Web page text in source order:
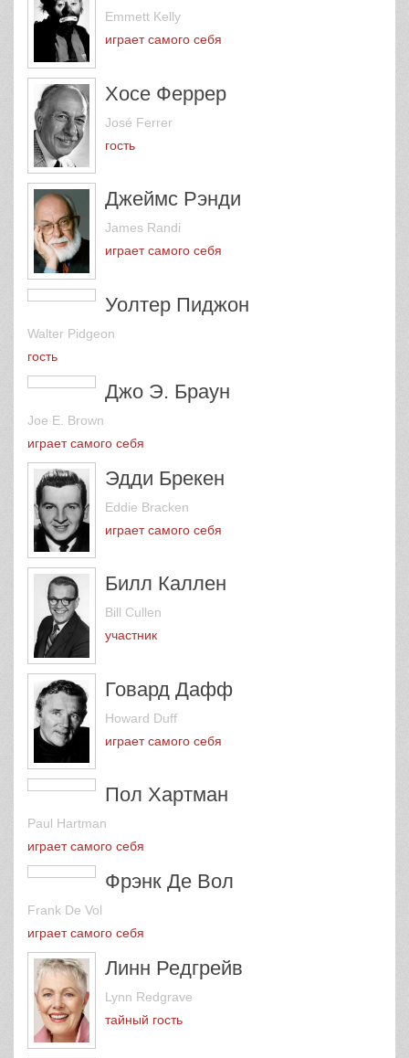
Эмметт Келли
Emmett Kelly
Хосе Феррер
José Ferrer
Джеймс Рэнди
James Randi
Уолтер Пиджон
Walter Pidgeon
гость
Joe E. Brown
играет самого себя
Эдди Брекен
Eddie Bracken
Билл Каллен
Bill Cullen
Говард Дафф
Howard Duff
Пол Хартман
Paul Hartman
играет самого себя
Frank De Vol
играет самого себя
Линн Редгрейв
Lynn Redgrave